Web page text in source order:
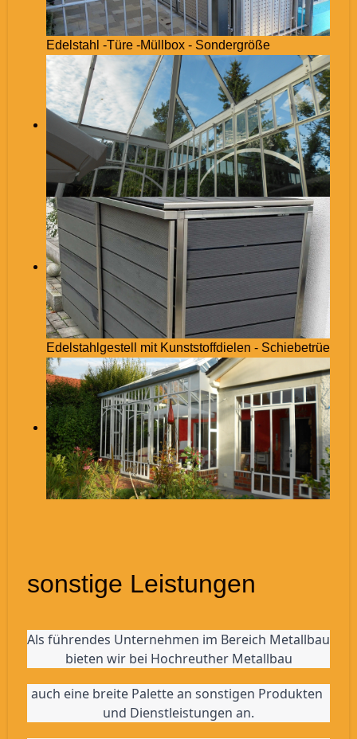
Edelstahl -Türe -Müllbox - Sondergröße
Edelstahlgestell mit Kunststoffdielen - Schiebetrüe
sonstige Leistungen
Als führendes Unternehmen im Bereich Metallbau
bieten wir bei Hochreuther Metallbau
auch eine breite Palette an sonstigen Produkten
und Dienstleistungen an.